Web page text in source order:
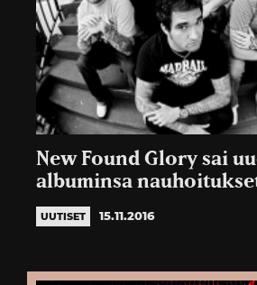
New Found Glory sai
albuminsa
UUTISET 15.11.2016